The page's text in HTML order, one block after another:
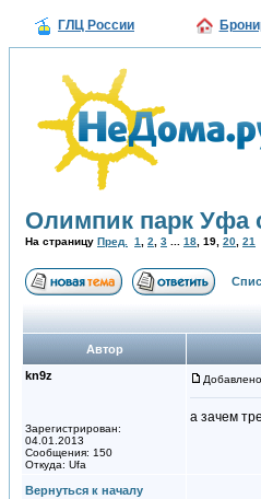
ГЛЦ России
Олимпик парк Уфа
На страницу Пред. 1 2 3 18 19 20 21
Автор
kn9z
Зарегистрирован:
04.01.2013
Сообщения: 150
Откуда: Ufa
а зачем
Вернуться к началу